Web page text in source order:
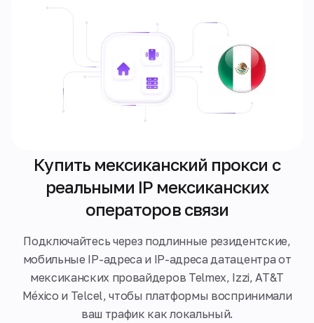
Купить мексиканский прокси с
реальными IP мексиканских
операторов связи
Подключайтесь через подлинные резидентские,
мобильные IP-адреса и IP-адреса датацентра от
мексиканских провайдеров Telmex, Izzi, AT&T
México и Telcel, чтобы платформы воспринимали
ваш трафик как локальный.